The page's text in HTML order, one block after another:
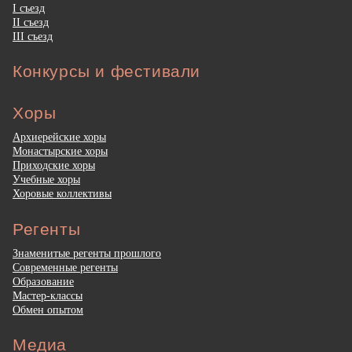
I съезд
II съезд
III съезд
Конкурсы и фестивали
Хоры
Архиерейские хоры
Монастырские хоры
Приходские хоры
Учебные хоры
Хоровые коллективы
Регенты
Знаменитые регенты прошлого
Современные регенты
Образование
Мастер-классы
Обмен опытом
Медиа